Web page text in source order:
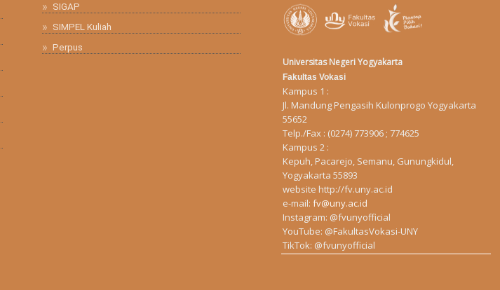
SIGAP
SIMPEL Kuliah
Perpus
Universitas Negeri Yogyakarta
Fakultas Vokasi
Kampus 1 :
Jl. Mandung Pengasih Kulonprogo Yogyakarta
55652
Telp./Fax : (0274) 773906 ; 774625
Kampus 2 :
Kepuh, Pacarejo, Semanu, Gunungkidul,
Yogyakarta 55893
website http://fv.uny.ac.id
e-mail:fv@uny.ac.id
Instagram: @fvunyofficial
YouTube: @FakultasVokasi-UNY
TikTok: @fvunyofficial